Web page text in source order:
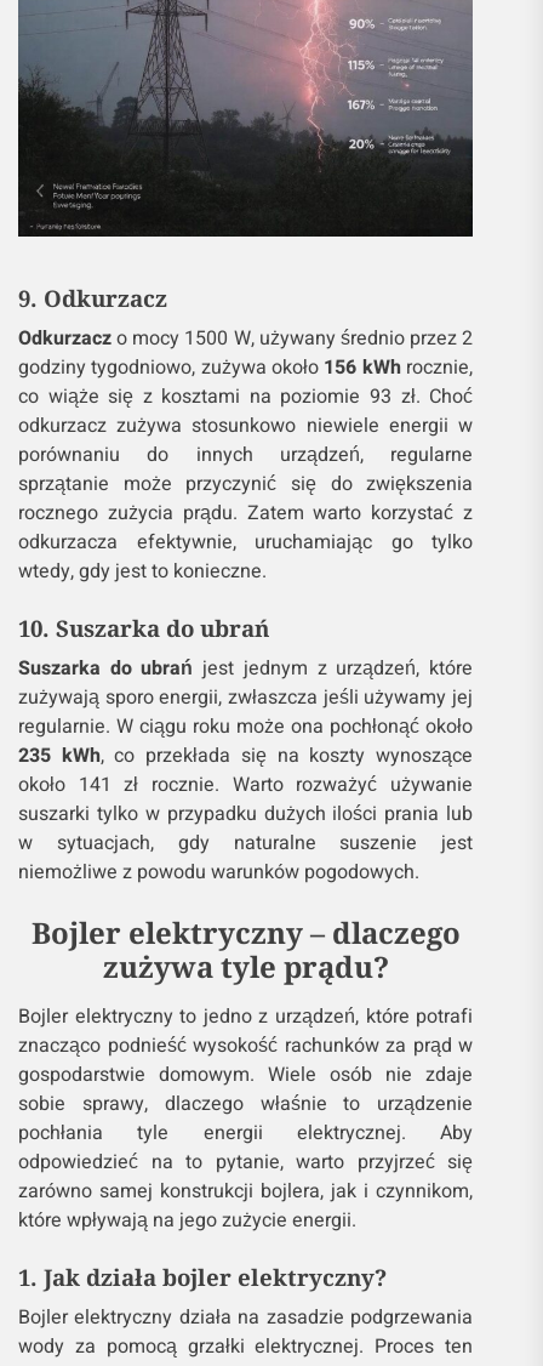
9. Odkurzacz
Odkurzaczo mocy 1500 W, używany średnio przez 2
godziny tygodniowo, zużywa około 156 kWhrocznie,
co wiąże się z kosztami na poziomie 93 zł. Choć
odkurzacz zużywa stosunkowo niewiele energii w
porównaniu do innych urządzeń, regularne
sprzątanie może przyczynić się do zwiększenia
rocznego zużycia prądu. Zatem warto korzystać z
odkurzacza efektywnie, uruchamiając go tylko
wtedy, gdy jest to konieczne.
10. Suszarka do ubrań
Suszarka do ubrań jest jednym z urządzeń, które
zużywają sporo energii, zwłaszcza jeśli używamy jej
regularnie. W ciągu roku może ona pochłonąć około
235 kWh, co przekłada się na koszty wynoszące
około 141 zł rocznie. Warto rozważyć używanie
suszarki tylko w przypadku dużych ilości prania lub
w sytuacjach, gdy naturalne suszenie jest
niemożliwe z powodu warunków pogodowych.
Bojler elektryczny – dlaczego
zużywa tyle prądu?
Bojler elektryczny to jedno z urządzeń, które potrafi
znacząco podnieść wysokość rachunków za prąd w
gospodarstwie domowym. Wiele osób nie zdaje
sobie sprawy, dlaczego właśnie to urządzenie
pochłania tyle energii elektrycznej. Aby
odpowiedzieć na to pytanie, warto przyjrzeć się
zarówno samej konstrukcji bojlera, jak i czynnikom,
które wpływają na jego zużycie energii.
1. Jak działa bojler elektryczny?
Bojler elektryczny działa na zasadzie podgrzewania
wody za pomocą grzałki elektrycznej. Proces ten